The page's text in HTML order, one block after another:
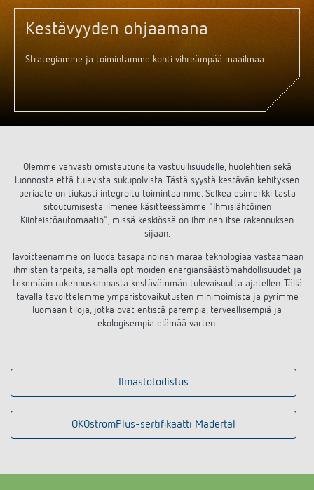
Lisätarvikkeet
Ilmanvaihto
Theben sovellukset
Yhteistyö
Historia
Mediakirjasto
Kestävyyden ohjaamana
Strategiamme ja toimintamme kohti vihreämpää maailmaa
Olemme vahvasti omistautuneita vastuullisuudelle, huolehtien sekä
luonnosta että tulevista sukupolvista. Tästä syystä kestävän kehityksen
periaate on tiukasti integroitu toimintaamme. Selkeä esimerkki tästä
sitoutumisesta ilmenee käsitteessämme "Ihmislähtöinen
Kiinteistöautomaatio", missä keskiössä on ihminen itse rakennuksen
sijaan.
Tavoitteenamme on luoda tasapainoinen märää teknologiaa vastaamaan
ihmisten tarpeita, samalla optimoiden energiansäästömahdollisuudet ja
tekemään rakennuskannasta kestävämmän tulevaisuutta ajatellen. Tällä
tavalla tavoittelemme ympäristövaikutusten minimoimista ja pyrimme
luomaan tiloja, jotka ovat entistä parempia, terveellisempiä ja
ekologisempia elämää varten.
Ilmastotodistus
ÖKOstromPlus-sertifikaatti Madertal